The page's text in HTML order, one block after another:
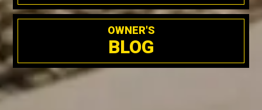
OWNER'S
BLOG